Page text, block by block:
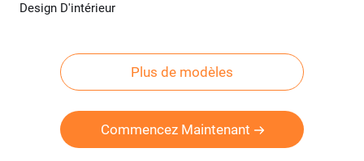
Design D'intérieur
Plus de modèles
Commencez Maintenant